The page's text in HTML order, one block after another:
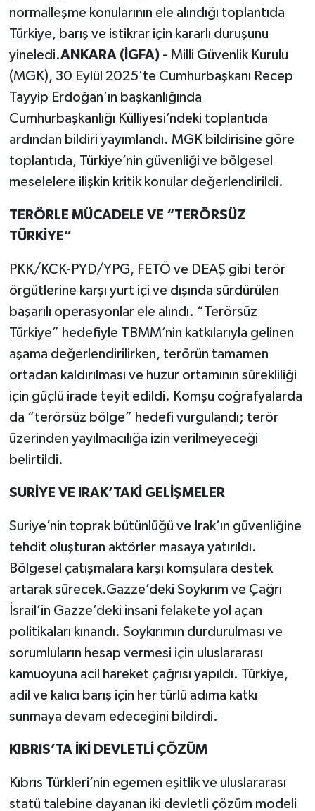
normalleşme konularının ele alındığı toplantıda
Türkiye, barış ve istikrar için kararlı duruşunu
yineledi.ANKARA (İGFA) - Milli Güvenlik Kurulu
(MGK), 30 Eylül 2025’te Cumhurbaşkanı Recep
Tayyip Erdoğan’ın başkanlığında
Cumhurbaşkanlığı Külliyesi’ndeki toplantıda
ardından bildiri yayımlandı. MGK bildirisine göre
toplantıda, Türkiye’nin güvenliği ve bölgesel
meselelere ilişkin kritik konular değerlendirildi.
TERÖRLE MÜCADELE VE “TERÖRSÜZ
TÜRKİYE”
PKK/KCK-PYD/YPG, FETÖ ve DEAŞ gibi terör
örgütlerine karşı yurt içi ve dışında sürdürülen
başarılı operasyonlar ele alındı. “Terörsüz
Türkiye” hedefiyle TBMM’nin katkılarıyla gelinen
aşama değerlendirilirken, terörün tamamen
ortadan kaldırılması ve huzur ortamının sürekliliği
için güçlü irade teyit edildi. Komşu coğrafyalarda
da “terörsüz bölge” hedefi vurgulandı; terör
üzerinden yayılmacılığa izin verilmeyeceği
belirtildi.
SURİYE VE IRAK’TAKİ GELİŞMELER
Suriye’nin toprak bütünlüğü ve Irak’ın güvenliğine
tehdit oluşturan aktörler masaya yatırıldı.
Bölgesel çatışmalara karşı komşulara destek
artarak sürecek.Gazze’deki Soykırım ve Çağrı
İsrail’in Gazze’deki insani felakete yol açan
politikaları kınandı. Soykırımın durdurulması ve
sorumluların hesap vermesi için uluslararası
kamuoyuna acil hareket çağrısı yapıldı. Türkiye,
adil ve kalıcı barış için her türlü adıma katkı
sunmaya devam edeceğini bildirdi.
KIBRIS’TA İKİ DEVLETLİ ÇÖZÜM
Kıbrıs Türkleri’nin egemen eşitlik ve uluslararası
statü talebine dayanan iki devletli çözüm modeli